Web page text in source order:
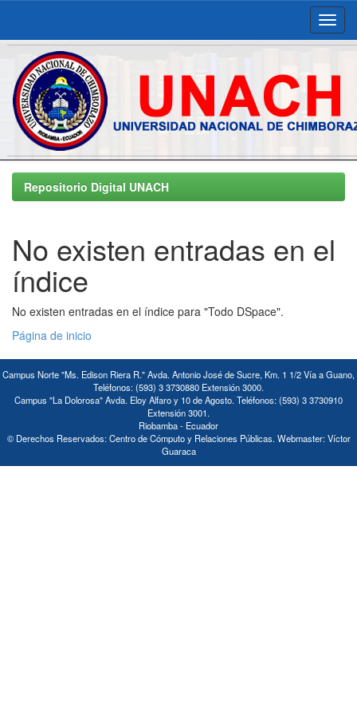
Skip
navigationRepositorio Digital UNACH
No existen entradas en el
índice
No existen entradas en el índice para "Todo DSpace".
Página de inicio
Campus Norte "Ms. Edison Riera R." Avda. Antonio José de Sucre, Km. 1 1/2 Vía a Guano,
Teléfonos: (593) 3 3730880 Extensión 3000.
Campus "La Dolorosa" Avda. Eloy Alfaro y 10 de Agosto. Teléfonos: (593) 3 3730910
Extensión 3001.
Riobamba - Ecuador
© Derechos Reservados: Centro de Cómputo y Relaciones Públicas. Webmaster: Víctor
Guaraca